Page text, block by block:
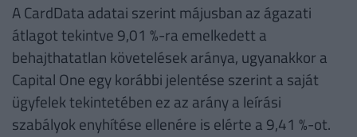
A CardData adatai szerint májusban az ágazati
átlagot tekintve 9,01 %-ra emelkedett a
behajthatatlan követelések aránya, ugyanakkor a
Capital One egy korábbi jelentése szerint a saját
ügyfelek tekintetében ez az arány a leírási
szabályok enyhítése ellenére is elérte a 9,41 %-ot.